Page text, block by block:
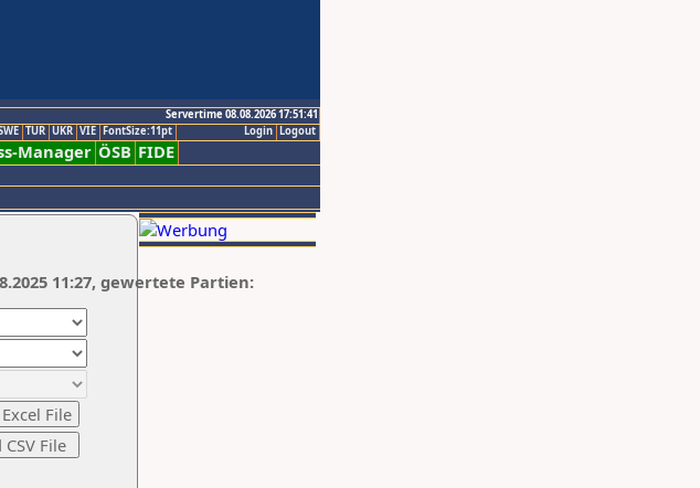
Servertime 08.08.2026 17:51:41
Logout
Login
TUR UKR VIE FontSize:11pt
Manager ÖSB FIDE
11:27, gewertete Partien: